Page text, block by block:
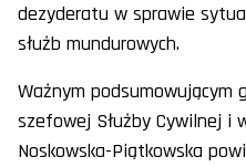
dezyderatu w sprawie
służb mundurowych.
Ważnym podsumowującym
szefowej Służby Cywilnej i
Noskowska-Piątkowska